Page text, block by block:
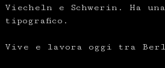
Viecheln e Schwerin. Ha
tipografico.
Vive e lavora oggi tra